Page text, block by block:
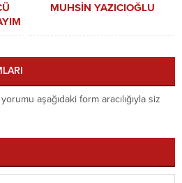
MUHSİN YAZICIOĞLU
aşağıdaki form aracılığıyla siz